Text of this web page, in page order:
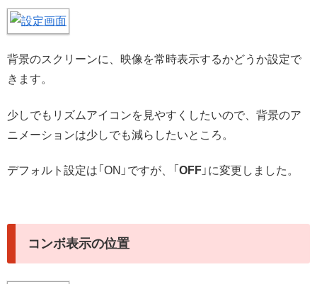
背景のスクリーンに、映像を常時表示するかどうか設定で
きます。
少しでもリズムアイコンを見やすくしたいので、背景のア
ニメーションは少しでも減らしたいところ。
デフォルト設定は「ON」ですが、「 OFF 」に変更しました。
コンボ表示の位置